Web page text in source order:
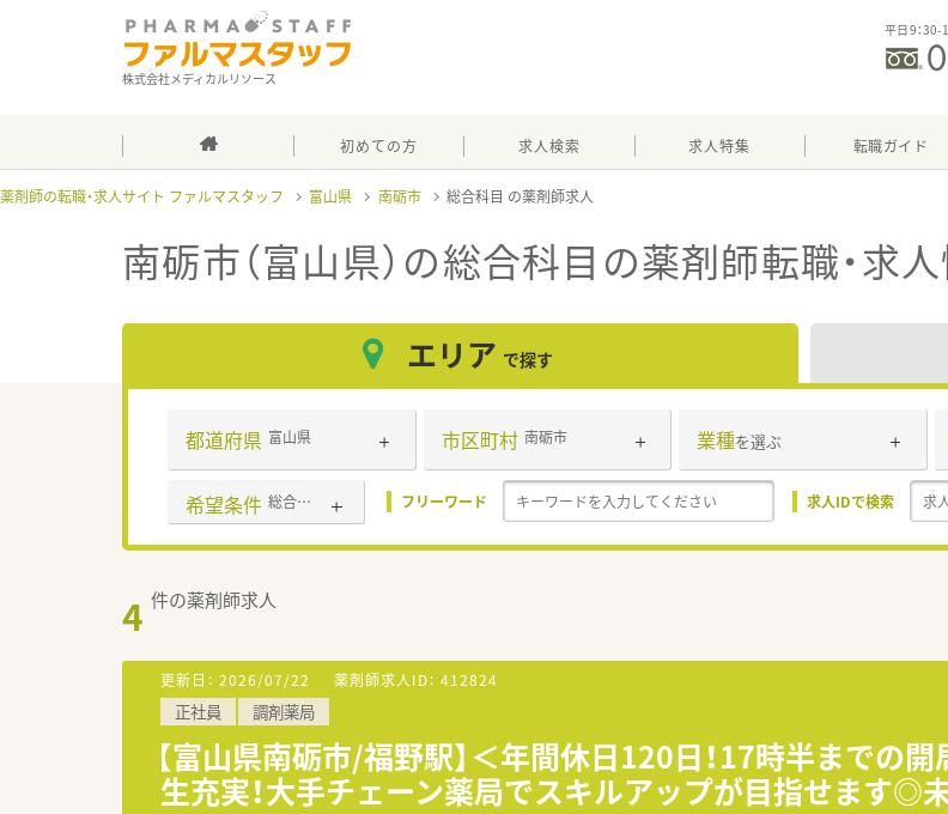
株式会社メディカルリソース
平日9：30-
初めての方 求人検索 求人特集 転職ガイド
薬剤師の転職・求人サイト ファルマスタッフ 富山県 南砺市 総合科目
南砺市（富山県）の総合科目 の薬剤師転職・求
エリア で探す
都道府県 富山県 市区町村 南砺市 業種を選ぶ
希望条件 総合科目 フリーワード 求人IDで検索
4 件の薬剤師求人
更新日： 2026/07/22 薬剤師求人ID： 412824
正社員 調剤薬局
【富山県南砺市/福野駅】＜年間休日120日！17時半までの
生充実！大手チェーン薬局でスキルアップが目指せます◎